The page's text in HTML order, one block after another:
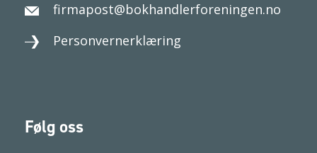
firmapost@bokhandlerforeningen.no
Personvernerklæring
Følg oss